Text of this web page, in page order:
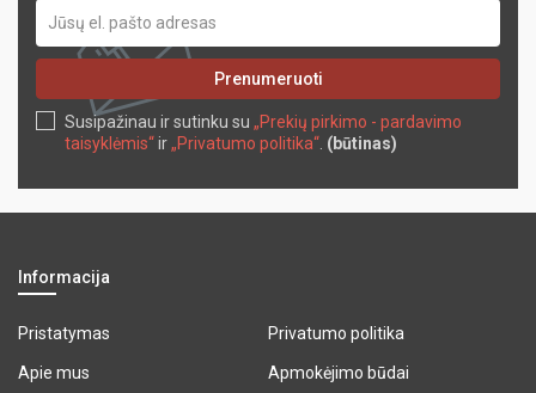
Prenumeruoti
Susipažinau ir sutinku su „Prekių pirkimo - pardavimo
taisyklėmis“ir„Privatumo politika“. (būtinas)
Informacija
Pristatymas Privatumo politika
Apie mus Apmokėjimo būdai